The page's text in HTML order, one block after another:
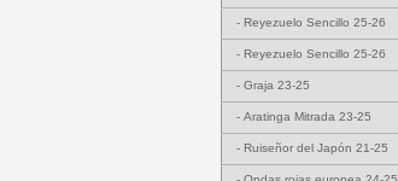
- Reyezuelo Sencillo 25-26
- Reyezuelo Sencillo 25-26
- Graja 23-25
- Aratinga Mitrada 23-25
- Ruiseñor del Japón 21-25